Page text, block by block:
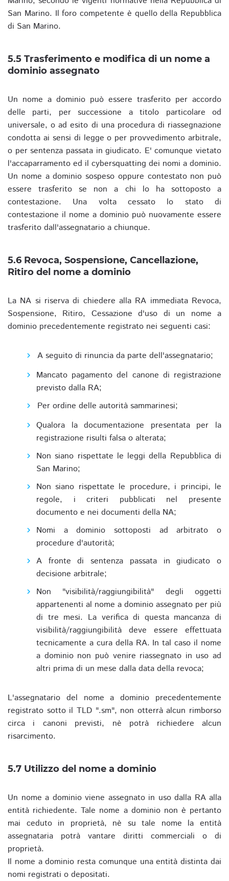
San Marino. Il foro competente è quello della Repubblica
di San Marino.
5.5 Trasferimento e modifica di un nome a
dominio assegnato
Un nome a dominio può essere trasferito per accordo
delle parti, per successione a titolo particolare od
universale, o ad esito di una procedura di riassegnazione
condotta ai sensi di legge o per provvedimento arbitrale,
o per sentenza passata in giudicato. E' comunque vietato
l'accaparramento ed il cybersquatting dei nomi a dominio.
Un nome a dominio sospeso oppure contestato non può
essere trasferito se non a chi lo ha sottoposto a
contestazione. Una volta cessato lo stato di
contestazione il nome a dominio può nuovamente essere
trasferito dall'assegnatario a chiunque.
5.6 Revoca, Sospensione, Cancellazione,
Ritiro del nome a dominio
La NA si riserva di chiedere alla RA immediata Revoca,
Sospensione, Ritiro, Cessazione d'uso di un nome a
dominio precedentemente registrato nei seguenti casi:
A seguito di rinuncia da parte dell'assegnatario;
Mancato pagamento del canone di registrazione
previsto dalla RA;
Per ordine delle autorità sammarinesi;
Qualora la documentazione presentata per la
registrazione risulti falsa o alterata;
Non siano rispettate le leggi della Repubblica di
San Marino;
Non siano rispettate le procedure, i principi, le
regole, i criteri pubblicati nel presente
documento e nei documenti della NA;
Nomi a dominio sottoposti ad arbitrato o
procedure d'autorità;
A fronte di sentenza passata in giudicato o
decisione arbitrale;
Non "visibilità/raggiungibilità" degli oggetti
appartenenti al nome a dominio assegnato per più
di tre mesi. La verifica di questa mancanza di
visibilità/raggiungibilità deve essere effettuata
tecnicamente a cura della RA. In tal caso il nome
a dominio non può venire riassegnato in uso ad
altri prima di un mese dalla data della revoca;
L'assegnatario del nome a dominio precedentemente
registrato sotto il TLD ".sm", non otterrà alcun rimborso
circa i canoni previsti, nè potrà richiedere alcun
risarcimento.
5.7 Utilizzo del nome a dominio
Un nome a dominio viene assegnato in uso dalla RA alla
entità richiedente. Tale nome a dominio non è pertanto
mai ceduto in proprietà, nè su tale nome la entità
assegnataria potrà vantare diritti commerciali o di
proprietà.
Il nome a dominio resta comunque una entità distinta dai
nomi registrati o depositati.